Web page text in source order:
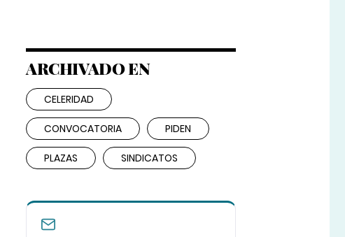
ARCHIVADO EN
CELERIDAD
CONVOCATORIA PIDEN
PLAZAS SINDICATOS